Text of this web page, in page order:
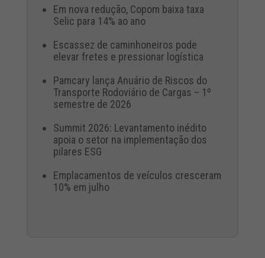
Em nova redução, Copom baixa taxa
Selic para 14% ao ano
Escassez de caminhoneiros pode
elevar fretes e pressionar logística
Pamcary lança Anuário de Riscos do
Transporte Rodoviário de Cargas – 1º
semestre de 2026
Summit 2026: Levantamento inédito
apoia o setor na implementação dos
pilares ESG
Emplacamentos de veículos cresceram
10% em julho